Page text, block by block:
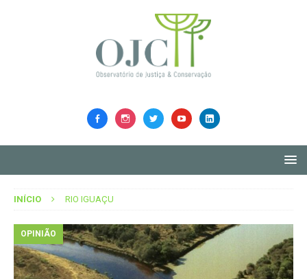
INÍCIO RIO IGUAÇU
OPINIÃO